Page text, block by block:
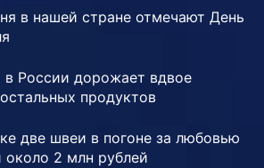
в нашей стране отмечают День
в России дорожает вдвое
продуктов
две швеи в погоне за любовью
около 2 млн рублей